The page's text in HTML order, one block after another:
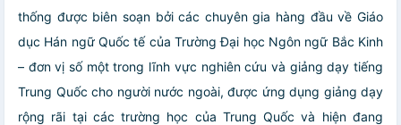
thống được biên soạn bởi các chuyên gia hàng đầu về Giáo
dục Hán ngữ Quốc tế của Trường Đại học Ngôn ngữ Bắc Kinh
– đơn vị số một trong lĩnh vực nghiên cứu và giảng dạy tiếng
Trung Quốc cho người nước ngoài, được ứng dụng giảng dạy
rộng rãi tại các trường học của Trung Quốc và hiện đang